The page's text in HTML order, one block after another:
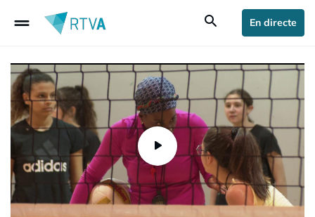
drag_handle search En directe